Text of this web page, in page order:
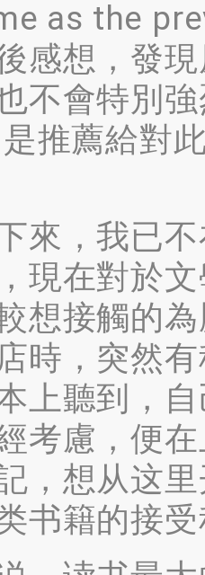
as the
感想，發
不會特別
推薦給對
來 ，我已
， 現在對於
想接觸的
時 ， 突然
上聽到
，
考慮 ，便
，想从这
书籍的接